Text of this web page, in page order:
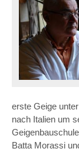
erste Geige
nach Italien um
Batta Morassi